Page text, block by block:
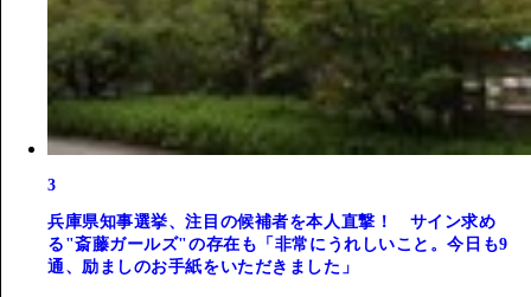
3
兵庫県知事選挙、注目の候補者を本人直撃！ サイン求め
る"斎藤ガールズ"の存在も「非常にうれしいこと。今日も9
通、励ましのお手紙をいただきました」